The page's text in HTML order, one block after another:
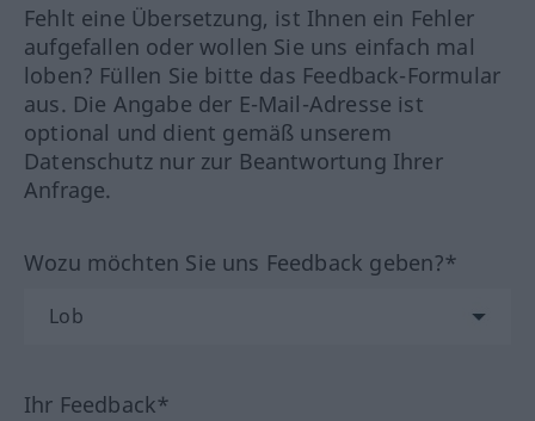
Fehlt eine Übersetzung, ist Ihnen ein Fehler
aufgefallen oder wollen Sie uns einfach mal
loben? Füllen Sie bitte das Feedback-Formular
aus. Die Angabe der E-Mail-Adresse ist
optional und dient gemäß unserem
Datenschutz nur zur Beantwortung Ihrer
Anfrage.
Wozu möchten Sie uns Feedback geben?*
Ihr Feedback*